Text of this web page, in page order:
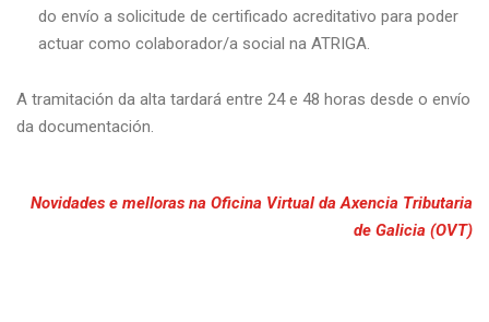
do envío a solicitude de certificado acreditativo para poder
actuar como colaborador/a social na ATRIGA.
A tramitación da alta tardará entre 24 e 48 horas desde o envío
da documentación.
Novidades e melloras na Oficina Virtual da Axencia Tributaria
de Galicia (OVT)